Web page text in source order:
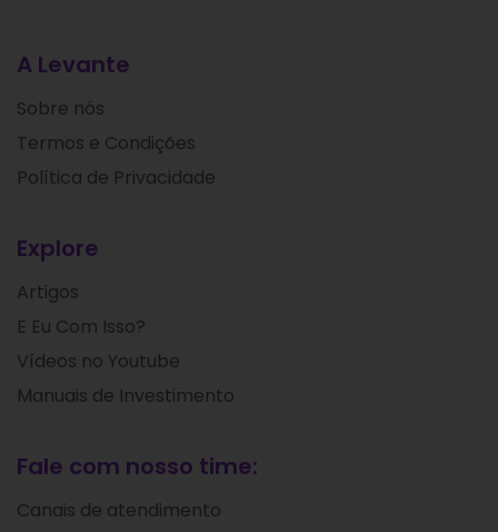
A Levante
Sobre nós
Termos e Condições
Política de Privacidade
Explore
Artigos
E Eu Com Isso?
Vídeos no Youtube
Manuais de Investimento
Fale com nosso time:
Canais de atendimento